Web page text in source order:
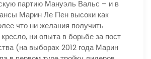
партию Мануэль Вальс – и в
Марин Ле Пен высоки как
что ни желания получить
ни опыта в борьбе за пост
(на выборах 2012 года Марин